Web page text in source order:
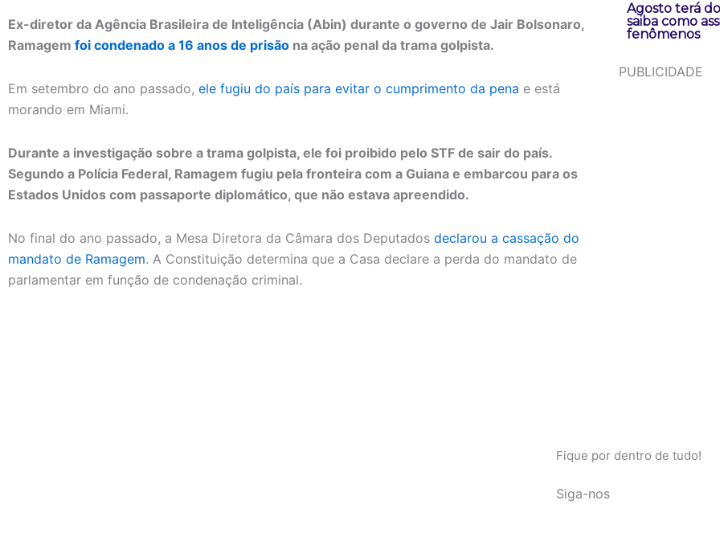
Ex-diretor da Agência Brasileira de Inteligência (Abin) durante o governo de Jair Bolsonaro,
Ramagem foi condenado a 16 anos de prisão na ação penal da trama golpista.
Em setembro do ano passado, ele fugiu do país para evitar o cumprimento da pena e está
morando em Miami.
Durante a investigação sobre a trama golpista, ele foi proibido pelo STF de sair do país.
Segundo a Polícia Federal, Ramagem fugiu pela fronteira com a Guiana e embarcou para os
Estados Unidos com passaporte diplomático, que não estava apreendido.
No final do ano passado, a Mesa Diretora da Câmara dos Deputados declarou a cassação do
mandato de Ramagem. A Constituição determina que a Casa declare a perda do mandato de
parlamentar em função de condenação criminal.
Agosto terá
saiba como
fenômenos
PUBLICIDADE
Fique por dentro de tudo!
Siga-nos